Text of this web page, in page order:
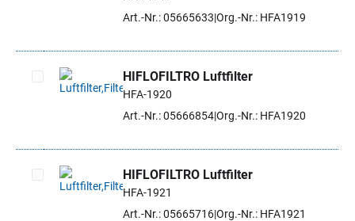
Artikel auswählenArt.-Nr.: 05665633 Org.-Nr.: HFA1919
Artikel auswählen
HIFLOFILTRO Luftfilter
HFA-1920
Art.-Nr.: 05666854Org.-Nr.: HFA1920
Artikel auswählen
HIFLOFILTRO Luftfilter
HFA-1921
Art.-Nr.: 05665716Org.-Nr.: HFA1921